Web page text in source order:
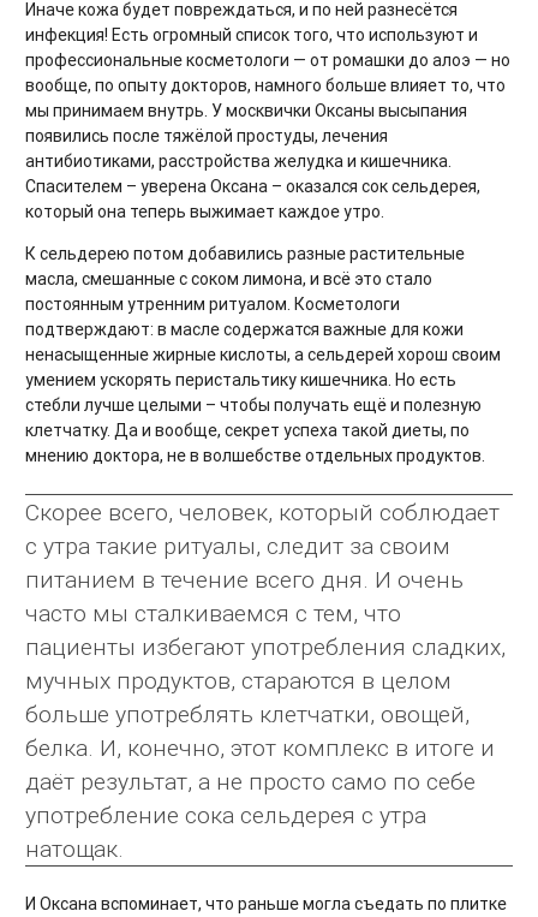
Иначе кожа будет повреждаться, и по ней разнесётся
инфекция! Есть огромный список того, что используют и
профессиональные косметологи — от ромашки до алоэ — но
вообще, по опыту докторов, намного больше влияет то, что
мы принимаем внутрь. У москвички Оксаны высыпания
появились после тяжёлой простуды, лечения
антибиотиками, расстройства желудка и кишечника.
Спасителем – уверена Оксана – оказался сок сельдерея,
который она теперь выжимает каждое утро.
К сельдерею потом добавились разные растительные
масла, смешанные с соком лимона, и всё это стало
постоянным утренним ритуалом. Косметологи
подтверждают: в масле содержатся важные для кожи
ненасыщенные жирные кислоты, а сельдерей хорош своим
умением ускорять перистальтику кишечника. Но есть
стебли лучше целыми – чтобы получать ещё и полезную
клетчатку. Да и вообще, секрет успеха такой диеты, по
мнению доктора, не в волшебстве отдельных продуктов.
Скорее всего, человек, который соблюдает
с утра такие ритуалы, следит за своим
питанием в течение всего дня. И очень
часто мы сталкиваемся с тем, что
пациенты избегают употребления сладких,
мучных продуктов, стараются в целом
больше употреблять клетчатки, овощей,
белка. И, конечно, этот комплекс в итоге и
даёт результат, а не просто само по себе
употребление сока сельдерея с утра
натощак.
И Оксана вспоминает, что раньше могла съедать по плитке